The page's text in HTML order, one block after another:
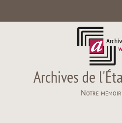
Archives de
Notre